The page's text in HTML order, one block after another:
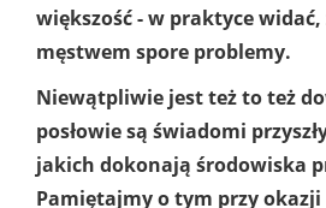
większość - w praktyce
męstwem spore problemy.
Niewątpliwie jest też to też
posłowie są świadomi
jakich dokonają środowiska
Pamiętajmy o tym przy